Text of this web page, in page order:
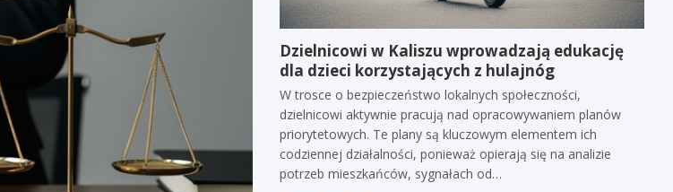
Dzielnicowi w Kaliszu wprowadzają edukację
dla dzieci korzystających z hulajnóg
W trosce o bezpieczeństwo lokalnych społeczności,
dzielnicowi aktywnie pracują nad opracowywaniem planów
priorytetowych. Te plany są kluczowym elementem ich
codziennej działalności, ponieważ opierają się na analizie
potrzeb mieszkańców, sygnałach od…